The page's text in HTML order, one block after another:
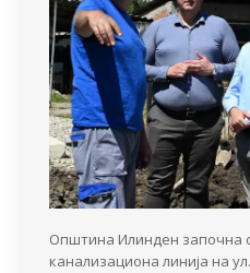
Општина Илинден започна
канализациона линија на